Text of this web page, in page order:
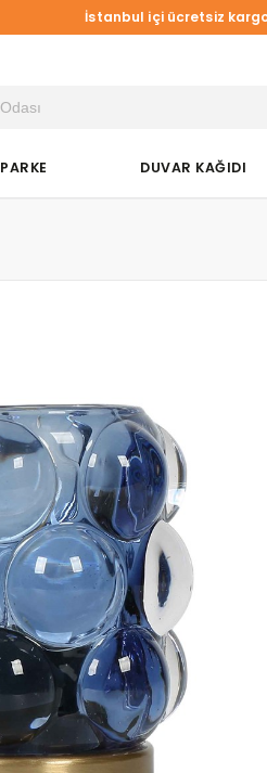
İstanbul içi ücretsiz
Du&Ka Duvar Kağıtlarında online
PARKE DUVAR KAĞIDI